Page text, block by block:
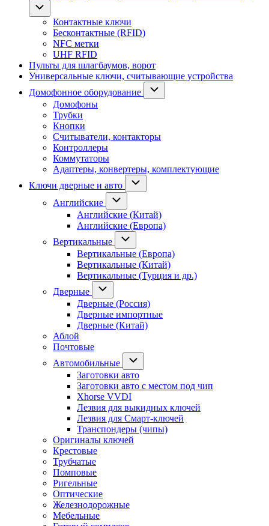
Контактные ключи
Бесконтактные (RFID)
NFC метки
UHF RFID
Пульты для шлагбаумов, ворот
Универсальные ключи, считывающие устройства
Домофонное оборудование
Домофоны
Трубки
Кнопки
Считыватели, контакторы
Контроллеры
Коммутаторы
Адаптеры, конвертеры, комплектующие
Ключи дверные и авто
Английские
Английские (Китай)
Английские (Европа)
Вертикальные
Вертикальные (Европа)
Вертикальные (Китай)
Вертикальные (Турция и др.)
Дверные
Дверные (Россия)
Дверные импортные
Дверные (Китай)
Аблой
Почтовые
Автомобильные
Заготовки авто
Заготовки авто с местом под чип
Xhorse VVDI
Лезвия для выкидных ключей
Лезвия для Смарт-ключей
Транспондеры (чипы)
Оригиналы ключей
Крестовые
Трубчатые
Помповые
Ригельные
Оптические
Железнодорожные
Мебельные